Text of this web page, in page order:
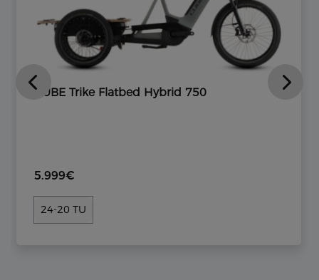
CUBE Trike Flatbed Hybrid 750
5.999€
24-20 TU